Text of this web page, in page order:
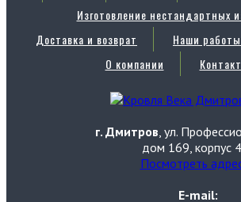
Изготовление нестандартных
Доставка и возврат
Наши работы
О компании
г. Дмитров, ул.
дом 169, корпус 4
Посмотреть
E-mail: